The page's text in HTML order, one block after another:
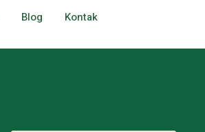
Blog Kontak